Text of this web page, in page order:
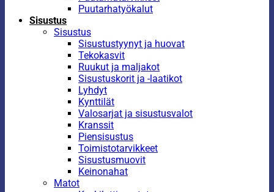
Puutarhatyökalut
Sisustus
Sisustus
Sisustustyynyt ja huovat
Tekokasvit
Ruukut ja maljakot
Sisustuskorit ja -laatikot
Lyhdyt
Kynttilät
Valosarjat ja sisustusvalot
Kranssit
Piensisustus
Toimistotarvikkeet
Sisustusmuovit
Keinonahat
Matot